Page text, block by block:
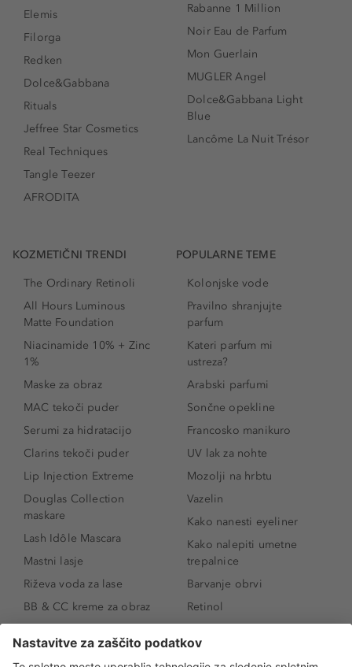
Elemis
Filorga
Redken
Dolce&Gabbana
Rituals
Jeffree Star Cosmetics
Real Techniques
Tangle Teezer
AFRODITA
Rabanne 1 Million
Noir Eau de Parfum
Mon Guerlain
MUGLER Angel
Dolce&Gabbana Light
Blue
Lancôme La Nuit Trésor
KOZMETIČNI TRENDI
The Ordinary Retinoli
All Hours Luminous
Matte Foundation
Niacinamide 10% + Zinc
1%
Maske za obraz
MAC tekoči puder
Serumi za hidratacijo
Clarins tekoči puder
Lip Injection Extreme
Douglas Collection
maskare
Lash Idôle Mascara
Mastni lasje
Riževa voda za lase
BB & CC kreme za obraz
SPF 30
POPULARNE TEME
Kolonjske vode
Pravilno shranjujte
parfum
Kateri parfum mi
ustreza?
Arabski parfumi
Sončne opekline
Francosko manikuro
UV lak za nohte
Mozolji na hrbtu
Vazelin
Kako nanesti eyeliner
Kako nalepiti umetne
trepalnice
Barvanje obrvi
Retinol